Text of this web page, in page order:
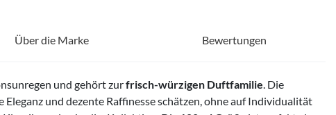
Über die Marke Bewertungen
und gehört zurfrisch-würzigen Duftfamilie. Die
und dezente Raffinesse schätzen, ohne auf Individualität